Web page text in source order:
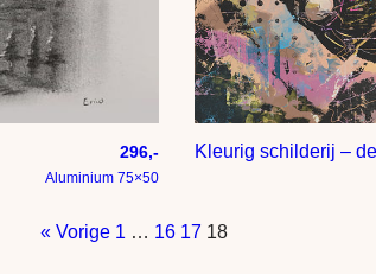
296,-
Aluminium 75×50
« Vorige 1 … 16 17 18